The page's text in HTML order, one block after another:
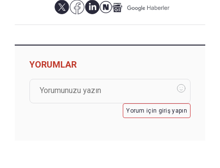
YORUMLAR
Yorum için giriş yapın